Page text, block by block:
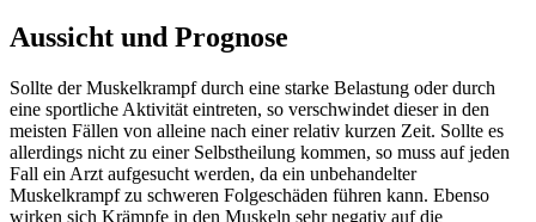
Aussicht und Prognose
Sollte der Muskelkrampf durch eine starke Belastung oder durch
eine sportliche Aktivität eintreten, so verschwindet dieser in den
meisten Fällen von alleine nach einer relativ kurzen Zeit. Sollte es
allerdings nicht zu einer Selbstheilung kommen, so muss auf jeden
Fall ein Arzt aufgesucht werden, da ein unbehandelter
Muskelkrampf zu schweren Folgeschäden führen kann. Ebenso
wirken sich Krämpfe in den Muskeln sehr negativ auf die